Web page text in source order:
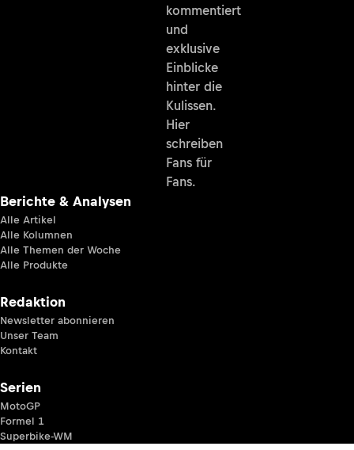
kommentiert
und
exklusive
Einblicke
hinter die
Kulissen.
Hier
schreiben
Fans für
Fans.
Berichte & Analysen
Alle Artikel
Alle Kolumnen
Alle Themen der Woche
Alle Produkte
Redaktion
Newsletter abonnieren
Unser Team
Kontakt
Serien
MotoGP
Formel 1
Superbike-WM